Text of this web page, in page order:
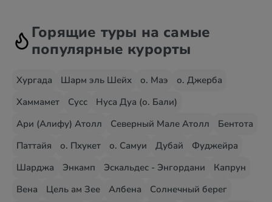
Горящие туры на самые
популярные курорты
Хургада Шарм эль Шейх о. Маэ
о. Джерба
Хаммамет
Сусс
Нуса Дуа (о. Бали)
Ари (Алифу) Атолл
Северный Мале Атолл
Бентота
Паттайя
о. Пхукет о. Самуи Дубай
Фуджейра
Шарджа
Энкамп Эскальдес - Энгордани
Капрун
Вена
Цель ам Зее Албена
Солнечный берег